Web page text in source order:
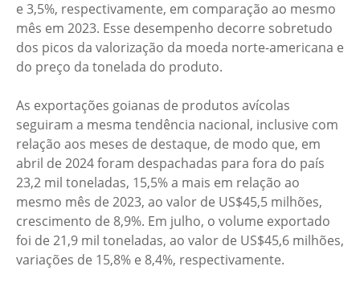
e 3,5%, respectivamente, em comparação ao mesmo
mês em 2023. Esse desempenho decorre sobretudo
dos picos da valorização da moeda norte-americana e
do preço da tonelada do produto.
As exportações goianas de produtos avícolas
seguiram a mesma tendência nacional, inclusive com
relação aos meses de destaque, de modo que, em
abril de 2024 foram despachadas para fora do país
23,2 mil toneladas, 15,5% a mais em relação ao
mesmo mês de 2023, ao valor de US$45,5 milhões,
crescimento de 8,9%. Em julho, o volume exportado
foi de 21,9 mil toneladas, ao valor de US$45,6 milhões,
variações de 15,8% e 8,4%, respectivamente.